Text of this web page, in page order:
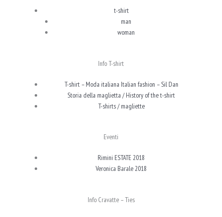
t-shirt
man
woman
Info T-shirt
T-shirt – Moda italiana Italian fashion – Sil Dan
Storia della maglietta / History of the t-shirt
T-shirts / magliette
Eventi
Rimini ESTATE 2018
Veronica Barale 2018
Info Cravatte – Ties